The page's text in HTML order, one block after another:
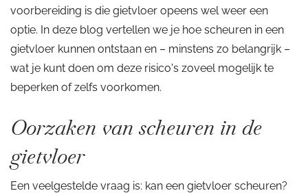
voorbereiding is die gietvloer opeens wel weer een
optie. In deze blog vertellen we je hoe scheuren in een
gietvloer kunnen ontstaan en – minstens zo belangrijk –
wat je kunt doen om deze risico's zoveel mogelijk te
beperken of zelfs voorkomen.
Oorzaken van scheuren in de
gietvloer
Een veelgestelde vraag is: kan een gietvloer scheuren?